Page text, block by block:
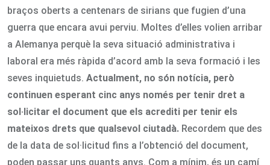
braços oberts a centenars de sirians que fugien d’una
guerra que encara avui perviu. Moltes d’elles volien arribar
a Alemanya perquè la seva situació administrativa i
laboral era més ràpida d’acord amb la seva formació i les
seves inquietuds. Actualment, no són notícia, però
continuen esperant cinc anys només per tenir dret a
sol·licitar el document que els acrediti per tenir els
mateixos drets que qualsevol ciutadà. Recordem que des
de la data de sol·licitud fins a l’obtenció del document,
poden passar uns quants anys. Com a mínim, és un camí